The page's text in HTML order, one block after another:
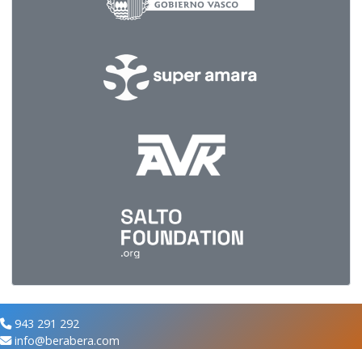
943 291 292
info@berabera.com